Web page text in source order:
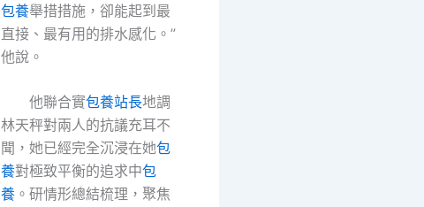
包養舉措措施，卻能起到最
直接、最有用的排水感化。”
他說。
他聯合實包養站長地調
林天秤對兩人的抗議充耳不
聞，她已經完全沉浸在她包
養對極致平衡的追求中包
養 。研情形總結梳理，聚焦